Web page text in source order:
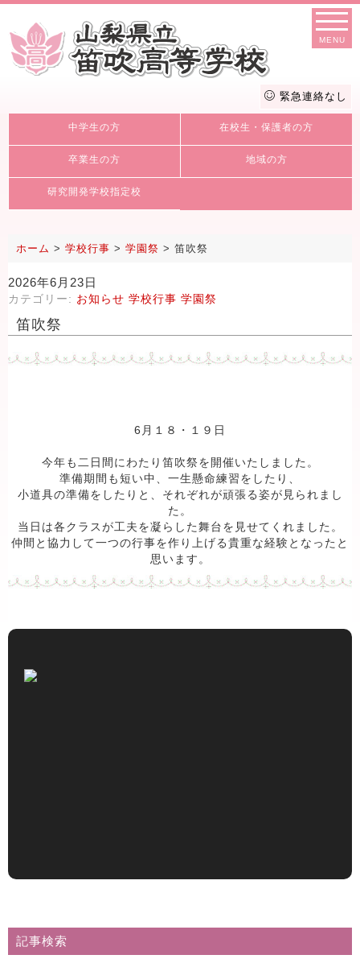
MENU
緊急連絡なし
中学生の方 在校生・保護者の方
卒業生の方 地域の方
研究開発学校指定校
ホーム > 学校行事 > 学園祭 > 笛吹祭
2026年6月23日
カテゴリー: お知らせ 学校行事 学園祭
笛吹祭
6月１８・１９日
今年も二日間にわたり笛吹祭を開催いたしました。
準備期間も短い中、一生懸命練習をしたり、
小道具の準備をしたりと、それぞれが頑張る姿が見られまし
た。
当日は各クラスが工夫を凝らした舞台を見せてくれました。
仲間と協力して一つの行事を作り上げる貴重な経験となったと
思います。
記事検索